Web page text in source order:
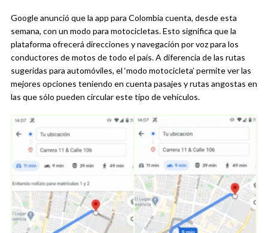
Google anunció que la app para Colombia cuenta, desde esta
semana, con un modo para motocicletas. Esto significa que la
plataforma ofrecerá direcciones y navegación por voz para los
conductores de motos de todo el país. A diferencia de las rutas
sugeridas para automóviles, el ‘modo motocicleta’ permite ver las
mejores opciones teniendo en cuenta pasajes y rutas angostas en
las que sólo pueden circular este tipo de vehículos.